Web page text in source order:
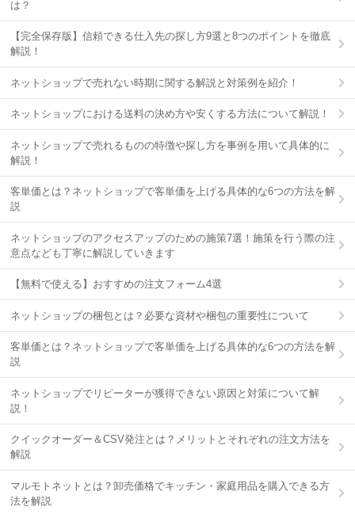
は？
【完全保存版】信頼できる仕入先の探し方9選と8つのポイントを徹底
解説！
ネットショップで売れない時期に関する解説と対策例を紹介！
ネットショップにおける送料の決め方や安くする方法について解説！
ネットショップで売れるものの特徴や探し方を事例を用いて具体的に
解説！
客単価とは？ネットショップで客単価を上げる具体的な6つの方法を解
説
ネットショップのアクセスアップのための施策7選！施策を行う際の注
意点なども丁寧に解説していきます
【無料で使える】おすすめの注文フォーム4選
ネットショップの梱包とは？必要な資材や梱包の重要性について
客単価とは？ネットショップで客単価を上げる具体的な6つの方法を解
説
ネットショップでリピーターが獲得できない原因と対策について解
説！
クイックオーダー＆CSV発注とは？メリットとそれぞれの注文方法を
解説
マルモトネットとは？卸売価格でキッチン・家庭用品を購入できる方
法を解説